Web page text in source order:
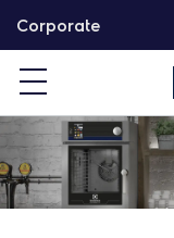
e
r
d
i
r
Corporate